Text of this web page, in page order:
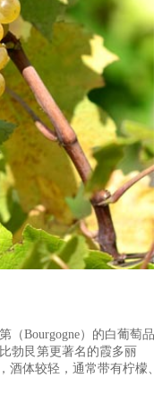
故事》一书选为最能代表
因其深邃、复杂的风味
酱”，康帝庄主都要亲